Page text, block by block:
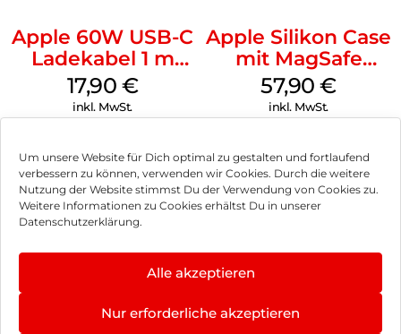
Um unsere Website für Dich optimal zu gestalten und fortlaufend
verbessern zu können, verwenden wir Cookies. Durch die weitere
Nutzung der Website stimmst Du der Verwendung von Cookies zu.
Weitere Informationen zu Cookies erhältst Du in unserer
Datenschutzerklärung.
Alle akzeptieren
Nur erforderliche akzeptieren
Apple 60W USB-C
Ladekabel 1 m
Weiß
17,90 €
inkl. MwSt.
Apple Silikon Case
mit MagSafe
iPhone 14 Pro
(PRODUCT)RED
57,90€
inkl. MwSt.
Impressum